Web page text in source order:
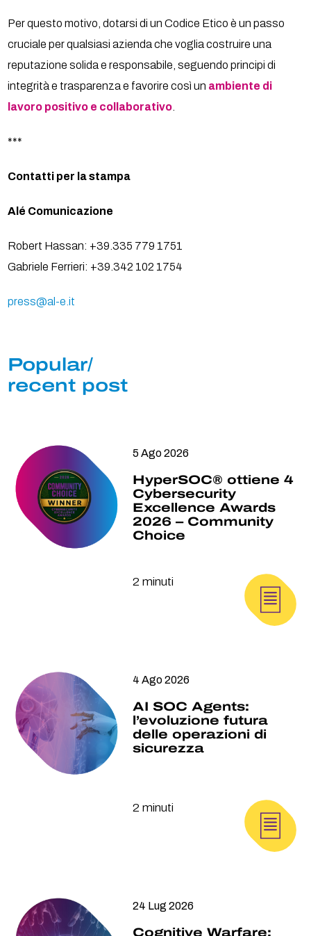
Per questo motivo, dotarsi di un Codice Etico è un passo
cruciale per qualsiasi azienda che voglia costruire una
reputazione solida e responsabile, seguendo principi di
integrità e trasparenza e favorire così un ambiente di
lavoro positivo e collaborativo
***
Contatti per la stampa
Alé Comunicazione
Robert Hassan: +39.335 779 1751
Gabriele Ferrieri: +39.342 102 1754
press@al-e.it
Popular/
recent post
5 Ago 2026
HyperSOC® ottiene 4
Cybersecurity
Excellence Awards
2026 – Community
Choice
2 minuti
4 Ago 2026
AI SOC Agents:
l’evoluzione futura
delle operazioni di
sicurezza
2 minuti
24 Lug 2026
Cognitive Warfare: